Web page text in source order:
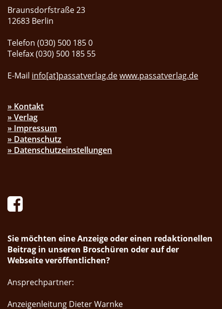
Braunsdorfstraße 23
12683 Berlin
Telefon (030) 500 185 0
Telefax (030) 500 185 55
E-Mail info[at]passatverlag.dewww.passatverlag.de
» Kontakt
» Verlag
» Impressum
» Datenschutz
» Datenschutzeinstellungen
Sie möchten eine Anzeige oder einen redaktionellen
Beitrag in unseren Broschüren oder auf der
Webseite veröffentlichen?
Ansprechpartner:
Anzeigenleitung Dieter Warnke